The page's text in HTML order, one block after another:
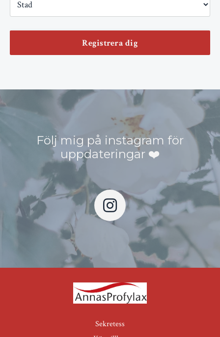
Registrera dig
Följ mig på instagram för
uppdateringar ❤️
Sekretess